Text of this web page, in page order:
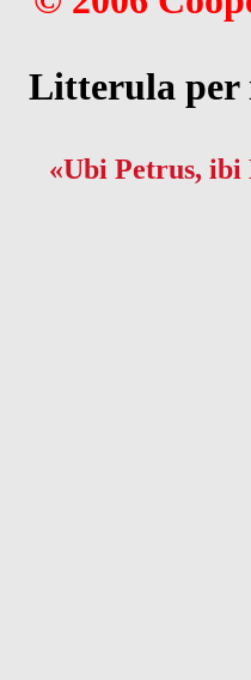
Litterula
«Ubi Petrus, ibi